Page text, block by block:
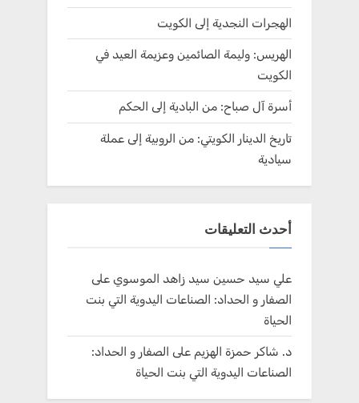
الهجرات النجدية إلى الكويت
الهريس: وليمة الصائمين وعزيمة العيد في
الكويت
أسرة آل صباح: من البادية إلى الحكم
تاريخ الدينار الكويتي: من الروبية إلى عملة
سيادية
أحدث التعليقات
علي سيد حسين سيد زاهد الموسوي على
الصفار و الحداد: الصناعات اليدوية التي بنت
الحياة
د. شاكر حمزة الهزيم على الصفار و الحداد:
الصناعات اليدوية التي بنت الحياة